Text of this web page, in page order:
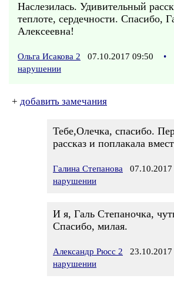
Наслезилась. Удивительный
теплоте, сердечности. Спасибо,
Алексеевна!
Ольга Исакова 2 07.10.2017 09:50 •
нарушении
+ добавить замечания
Тебе,Олечка, спасибо.
рассказ и поплакала
Галина Степанова 07.10.2017
нарушении
И я, Галь Степаночка,
Спасибо, милая.
Александр Рюсс 2 23.10.2017
нарушении